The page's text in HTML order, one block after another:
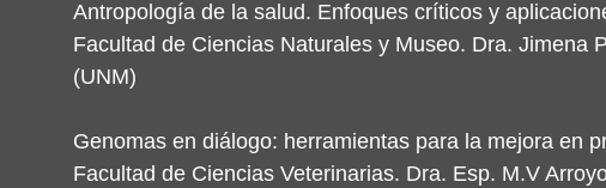
Antropología de la salud. Enfoques críticos y
Facultad de Ciencias Naturales y Museo. Dra. Jimena
(UNM)
Genomas en diálogo: herramientas para la mejora en
Facultad de Ciencias Veterinarias. Dra. Esp. M.V